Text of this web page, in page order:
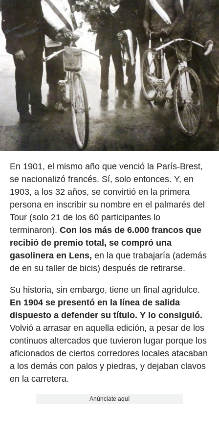
En 1901, el mismo año que venció la París-Brest,
se nacionalizó francés. Sí, solo entonces. Y, en
1903, a los 32 años, se convirtió en la primera
persona en inscribir su nombre en el palmarés del
Tour (solo 21 de los 60 participantes lo
terminaron). Con los más de 6.000 francos que
recibió de premio total, se compró una
gasolinera en Lens, en la que trabajaría (además
de en su taller de bicis) después de retirarse.
Su historia, sin embargo, tiene un final agridulce.
En 1904 se presentó en la línea de salida
dispuesto a defender su título. Y lo consiguió.
Volvió a arrasar en aquella edición, a pesar de los
continuos altercados que tuvieron lugar porque los
aficionados de ciertos corredores locales atacaban
a los demás con palos y piedras, y dejaban clavos
en la carretera.
Anúnciate aquí